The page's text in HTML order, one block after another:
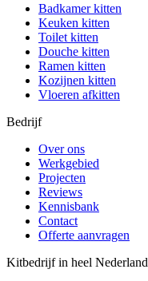
Badkamer kitten
Keuken kitten
Toilet kitten
Douche kitten
Ramen kitten
Kozijnen kitten
Vloeren afkitten
Bedrijf
Over ons
Werkgebied
Projecten
Reviews
Kennisbank
Contact
Offerte aanvragen
Kitbedrijf in heel Nederland